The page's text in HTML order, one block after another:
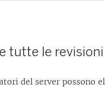
tutte le revisioni
del server possono